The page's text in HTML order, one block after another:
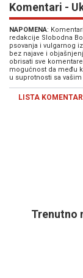
Komentari -
NAPOMENA:
redakcije Slobodna
psovanja i vulgarnog
bez najave i
obrisati sve
mogućnost da među
u suprotnosti sa
LISTA
Trenutno